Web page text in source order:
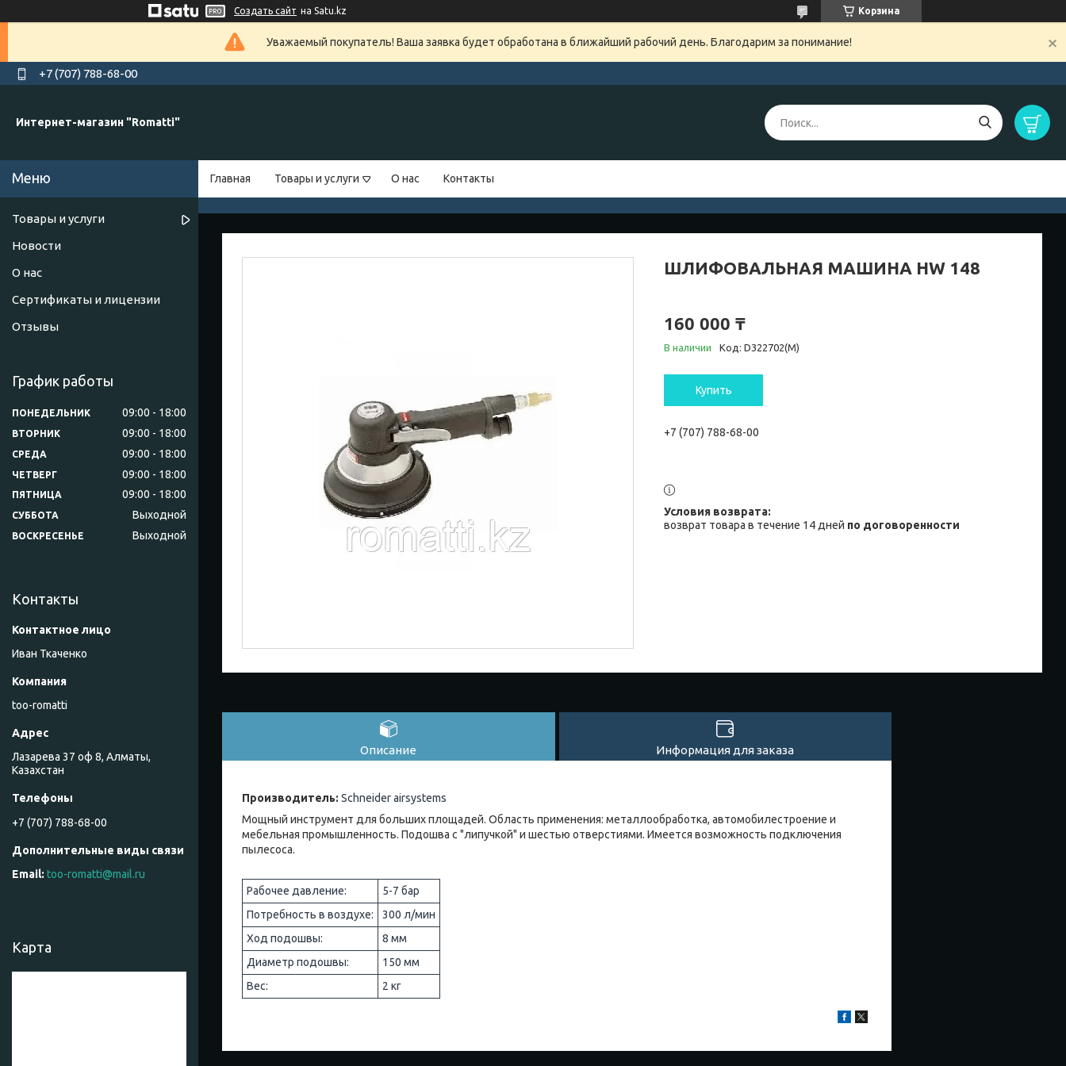
Создать сайт на Satu.kz Корзина
Уважаемый покупатель! Ваша заявка будет обработана в ближайший рабочий день. Благодарим за понимание!
+7 (707) 788-68-00
Интернет-магазин "Romatti"
Главная Товары и услуги О нас Контакты
ШЛИФОВАЛЬНАЯ МАШИНА HW 148
160 000 ₸
В наличии Код: D322702(М)
Купить
+7 (707) 788-68-00
возврат товара в течение 14 дней по договоренности
Описание Информация для заказа
Производитель: Schneider airsystems
Мощный инструмент для больших площадей. Область применения: металлообработка, автомобилестроение и
мебельная промышленность. Подошва с "липучкой" и шестью отверстиями. Имеется возможность подключения
пылесоса.
Рабочее давление:
5-7 бар
Потребность в воздухе:
300 л/мин
Ход подошвы:
8 мм
Диаметр подошвы:
150 мм
Вес:
2 кг
Товары и услуги
Новости
О нас
Сертификаты и лицензии
Отзывы
График работы
ПОНЕДЕЛЬНИК 09:00 18:00
ВТОРНИК 09:00 18:00
СРЕДА 09:00 18:00
ЧЕТВЕРГ 09:00 18:00
ПЯТНИЦА 09:00 18:00
СУББОТА Выходной
ВОСКРЕСЕНЬЕ Выходной
Контакты
Иван Ткаченко
too-romatti
Лазарева 37 оф 8, Алматы,
Казахстан
+7 (707) 788-68-00
too-romatti@mail.ru
Карта